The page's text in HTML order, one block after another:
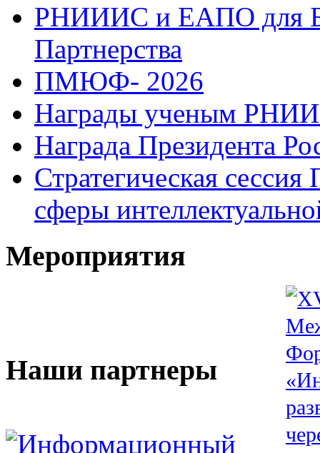
РНИИИС и ЕАПО для
Партнерства
ПМЮФ- 2026
Награды ученым
Награда Президента
Стратегическая
сферы
Мероприятия
Наши партнеры